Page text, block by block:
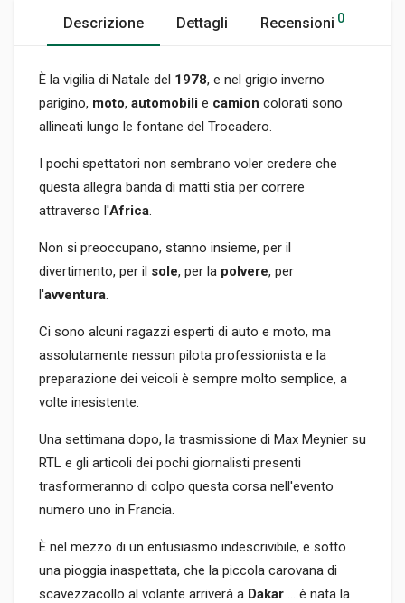
Descrizione Dettagli Recensioni 0
È la vigilia di Natale del 1978, e nel grigio inverno
parigino, moto, automobili e camion colorati sono
allineati lungo le fontane del Trocadero.
I pochi spettatori non sembrano voler credere che
questa allegra banda di matti stia per correre
attraverso l'Africa.
Non si preoccupano, stanno insieme, per il
divertimento, per il sole, per la polvere, per
l'avventura.
Ci sono alcuni ragazzi esperti di auto e moto, ma
assolutamente nessun pilota professionista e la
preparazione dei veicoli è sempre molto semplice, a
volte inesistente.
Una settimana dopo, la trasmissione di Max Meynier su
RTL e gli articoli dei pochi giornalisti presenti
trasformeranno di colpo questa corsa nell'evento
numero uno in Francia.
È nel mezzo di un entusiasmo indescrivibile, e sotto
una pioggia inaspettata, che la piccola carovana di
scavezzacollo al volante arriverà a Dakar ... è nata la